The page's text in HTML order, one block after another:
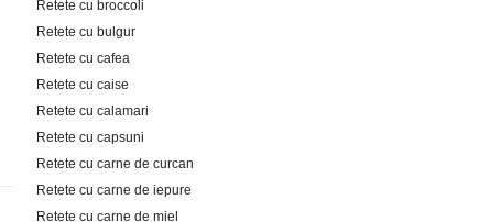
Retete cu broccoli
Retete cu bulgur
Retete cu cafea
Retete cu caise
Retete cu calamari
Retete cu capsuni
Retete cu carne de curcan
Retete cu carne de iepure
Retete cu carne de miel